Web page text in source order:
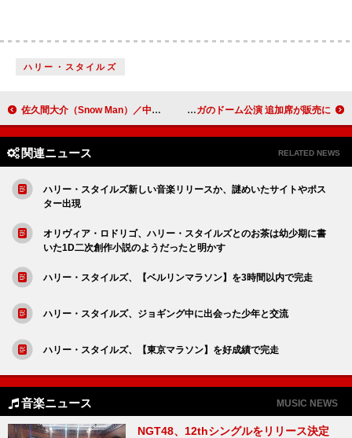
ハリー・スタイルズ
佐久間大介（Snow Man）／中本悠太（NCT）らの“スキル”も判明、映画『スペシャルズ』キャラクターポスターで まもなく開幕、レディー・ガガのドーム公演 追加席が販売に
関連ニュース RELATED NEWS
ハリー・スタイルズ新しい音楽リリースか、謎めいたサイトやポス
ター出現
オリヴィア・ロドリゴ、ハリー・スタイルズとのお茶は幼少期に書
いた1D二次創作小説のようだったと明かす
ハリー・スタイルズ、【ベルリンマラソン】を3時間以内で完走
ハリー・スタイルズ、ジョギング中に出会った少年と交流
ハリー・スタイルズ、【東京マラソン】を好成績で完走
音楽ニュース MUSIC NEWS
NGT48、12thシングルをリリース決定